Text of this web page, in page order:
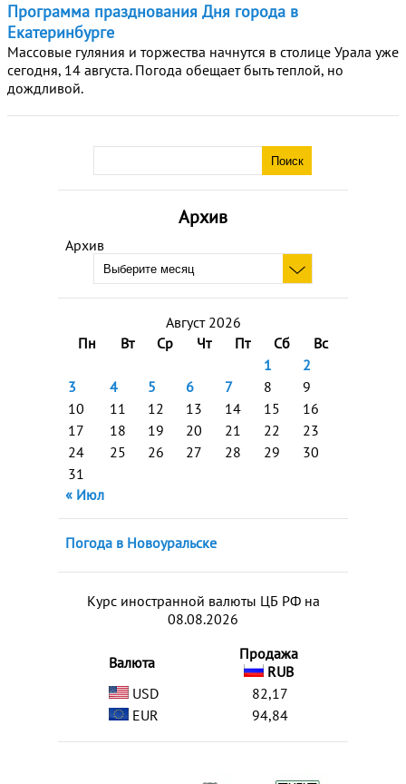
Архив
Архив
Август 2026
Пн
Вт Ср Чт Пт Сб
Вс
1
2
3
4 5 6 7 8
9
10
11 12 13 14 15
16
17
18 19 20 21 22
23
24
25 26 27 28 29
30
31
« Июл
Погода в Новоуральске
Курс иностранной валюты ЦБ РФ на
08.08.2026
Валюта
Продажа
RUB
USD
82,17
EUR
94,84
Программа празднования Дня города в
Екатеринбурге
Массовые гуляния и торжества начнутся в столице Урала уже
сегодня, 14 августа. Погода обещает быть теплой, но
дождливой.